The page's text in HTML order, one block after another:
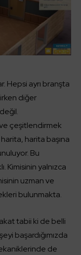
Hepsi ayrı branşta
diğer
çeşitlendirmek
harita başına
Bu
Kimisinin yalnızca
uzman ve
bulunmakta.
tabii ki de belli
başardığımızda
de